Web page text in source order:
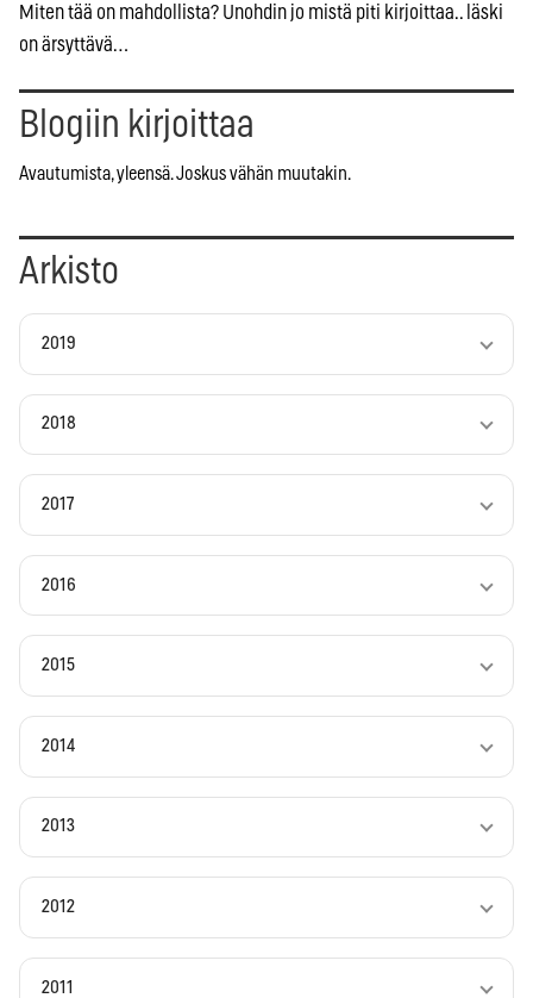
Miten tää on mahdollista? Unohdin jo mistä piti kirjoittaa.. läski
on ärsyttävä…
Blogiin kirjoittaa
Avautumista, yleensä. Joskus vähän muutakin.
Arkisto
2019
2018
2017
2016
2015
2014
2013
2012
2011